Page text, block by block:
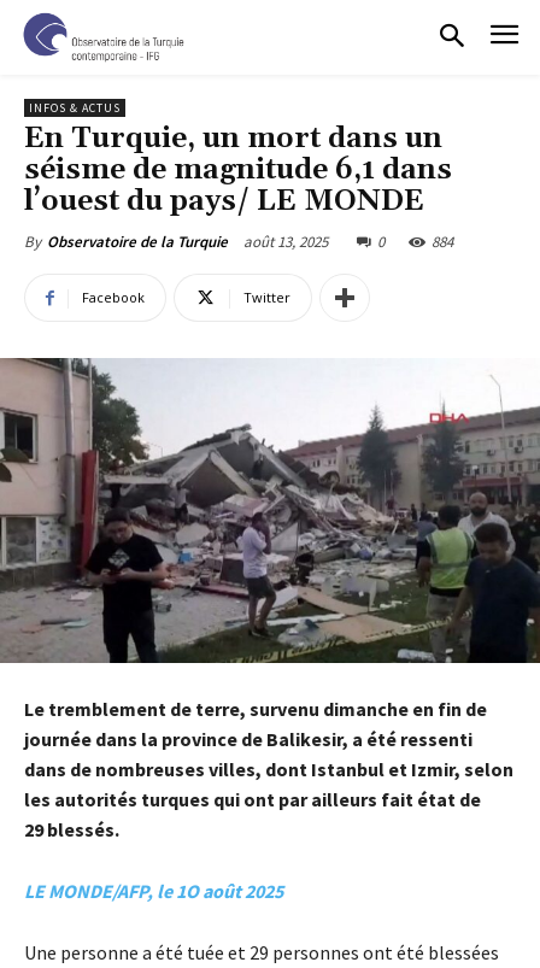
INFOS & ACTUS
En Turquie, un mort dans un
séisme de magnitude 6,1 dans
l’ouest du pays/ LE MONDE
By Observatoire de la Turquie août 13, 2025 0 884
Facebook Twitter
Le tremblement de terre, survenu dimanche en fin de
journée dans la province de Balikesir, a été ressenti
dans de nombreuses villes, dont Istanbul et Izmir, selon
les autorités turques qui ont par ailleurs fait état de
29 blessés.
LE MONDE/AFP, le 1O août 2025
Une personne a été tuée et 29 personnes ont été blessées